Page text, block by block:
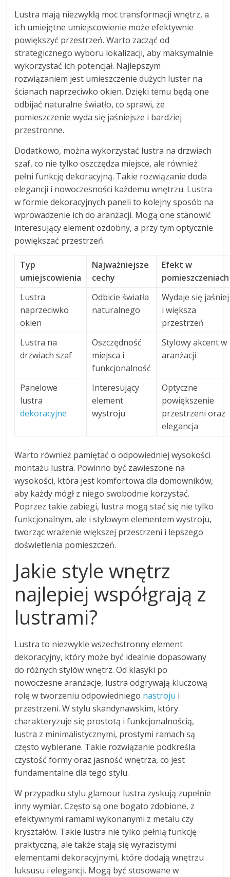
Lustra mają niezwykłą moc transformacji wnętrz, a
ich umiejętne umiejscowienie może efektywnie
powiększyć przestrzeń. Warto zacząć od
strategicznego wyboru lokalizacji, aby maksymalnie
wykorzystać ich potencjał. Najlepszym
rozwiązaniem jest umieszczenie dużych luster na
ścianach naprzeciwko okien. Dzięki temu będą one
odbijać naturalne światło, co sprawi, że
pomieszczenie wyda się jaśniejsze i bardziej
przestronne.
Dodatkowo, można wykorzystać lustra na drzwiach
szaf, co nie tylko oszczędza miejsce, ale również
pełni funkcję dekoracyjną. Takie rozwiązanie doda
elegancji i nowoczesności każdemu wnętrzu. Lustra
w formie dekoracyjnych paneli to kolejny sposób na
wprowadzenie ich do aranżacji. Mogą one stanowić
interesujący element ozdobny, a przy tym optycznie
powiększać przestrzeń.
Typ
umiejscowienia
Najważniejsze
cechy
Efekt w
pomieszczeniach
Lustra
naprzeciwko
okien
Odbicie światła
naturalnego
Wydaje się jaśniej
i większa
przestrzeń
Lustra na
drzwiach szaf
Oszczędność
miejsca i
funkcjonalność
Stylowy akcent w
aranżacji
Panelowe
lustra
dekoracyjne
Interesujący
element
wystroju
Optyczne
powiększenie
przestrzeni oraz
elegancja
Warto również pamiętać o odpowiedniej wysokości
montażu lustra. Powinno być zawieszone na
wysokości, która jest komfortowa dla domowników,
aby każdy mógł z niego swobodnie korzystać.
Poprzez takie zabiegi, lustra mogą stać się nie tylko
funkcjonalnym, ale i stylowym elementem wystroju,
tworząc wrażenie większej przestrzeni i lepszego
doświetlenia pomieszczeń.
Jakie style wnętrz
najlepiej współgrają z
lustrami?
Lustra to niezwykle wszechstronny element
dekoracyjny, który może być idealnie dopasowany
do różnych stylów wnętrz. Od klasyki po
nowoczesne aranżacje, lustra odgrywają kluczową
rolę w tworzeniu odpowiedniego nastroju i
przestrzeni. W stylu skandynawskim, który
charakteryzuje się prostotą i funkcjonalnością,
lustra z minimalistycznymi, prostymi ramach są
często wybierane. Takie rozwiązanie podkreśla
czystość formy oraz jasność wnętrza, co jest
fundamentalne dla tego stylu.
W przypadku stylu glamour lustra zyskują zupełnie
inny wymiar. Często są one bogato zdobione, z
efektywnymi ramami wykonanymi z metalu czy
kryształów. Takie lustra nie tylko pełnią funkcję
praktyczną, ale także stają się wyrazistymi
elementami dekoracyjnymi, które dodają wnętrzu
luksusu i elegancji. Mogą być stosowane w